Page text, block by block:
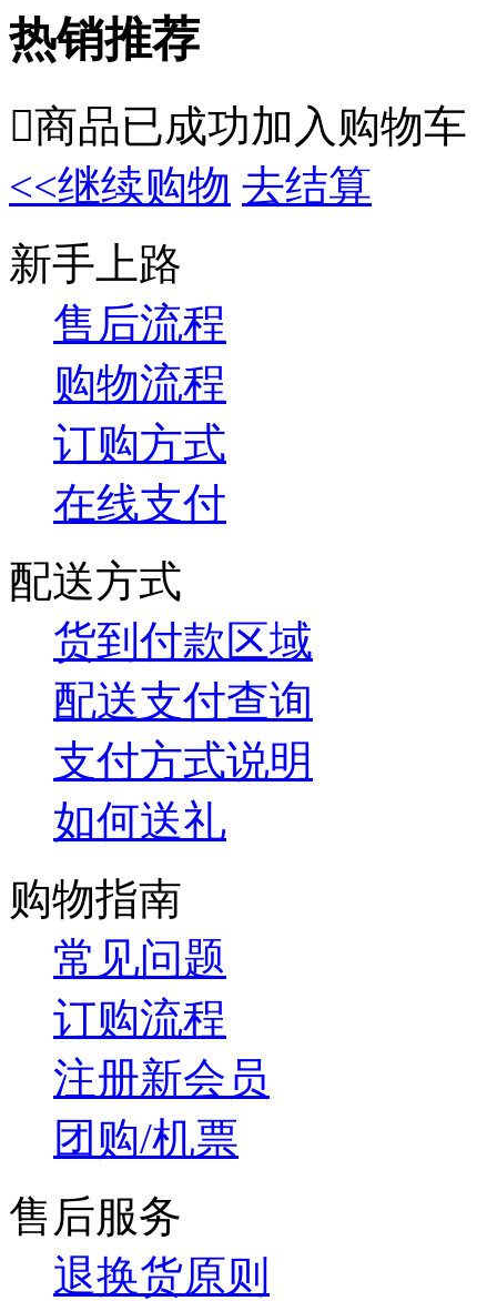
热销推荐
商品已成功加入购物车
<<继续购物 去结算
新手上路
售后流程
购物流程
订购方式
在线支付
配送方式
货到付款区域
配送支付查询
支付方式说明
如何送礼
购物指南
常见问题
订购流程
注册新会员
团购/机票
售后服务
退换货原则